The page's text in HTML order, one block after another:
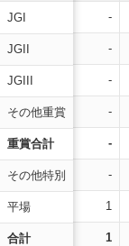
JGI
JGII
JGIII
その他重賞
重賞合計
その他特別
平場
合計
-
-
-
-
-
-
1
1